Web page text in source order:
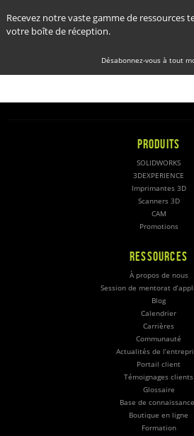
Recevez notre vaste gamme de ressources
votre boîte de réception.
Désabonnez-vous à tout
PRODUITS
SOLIDWORKS
3DEXPERIENCE
Imprimantes 3D
Scanners 3D
CAM
Promotions
RESSOURCES
À propos de nous
Session de mentorat
Blog
Calendrier
Carrières
Communauté
Actualités de
Portail client
Témoignages clients
Glossaire
Base de
Boutique en ligne
Formation